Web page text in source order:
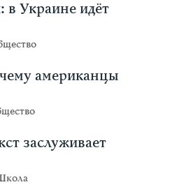
в Украине идёт
американцы
заслуживает